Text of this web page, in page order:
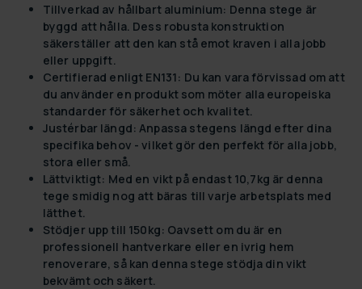
Tillverkad av hållbart aluminium: Denna stege är
byggd att hålla. Dess robusta konstruktion
säkerställer att den kan stå emot kraven i alla jobb
eller uppgift.
Certifierad enligt EN131: Du kan vara förvissad om att
du använder en produkt som möter alla europeiska
standarder för säkerhet och kvalitet.
Justérbar längd: Anpassa stegens längd efter dina
specifika behov - vilket gör den perfekt för alla jobb,
stora eller små.
Lättviktigt: Med en vikt på endast 10,7kg är denna
tege smidig nog att bäras till varje arbetsplats med
lätthet.
Stödjer upp till 150kg: Oavsett om du är en
professionell hantverkare eller en ivrig hem
renoverare, så kan denna stege stödja din vikt
bekvämt och säkert.